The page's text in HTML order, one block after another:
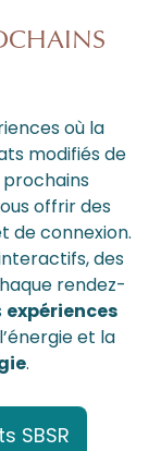
où la
modifiés de
offrir des
de connexion.
des
rendez-
expériences
et la
.
SBSR